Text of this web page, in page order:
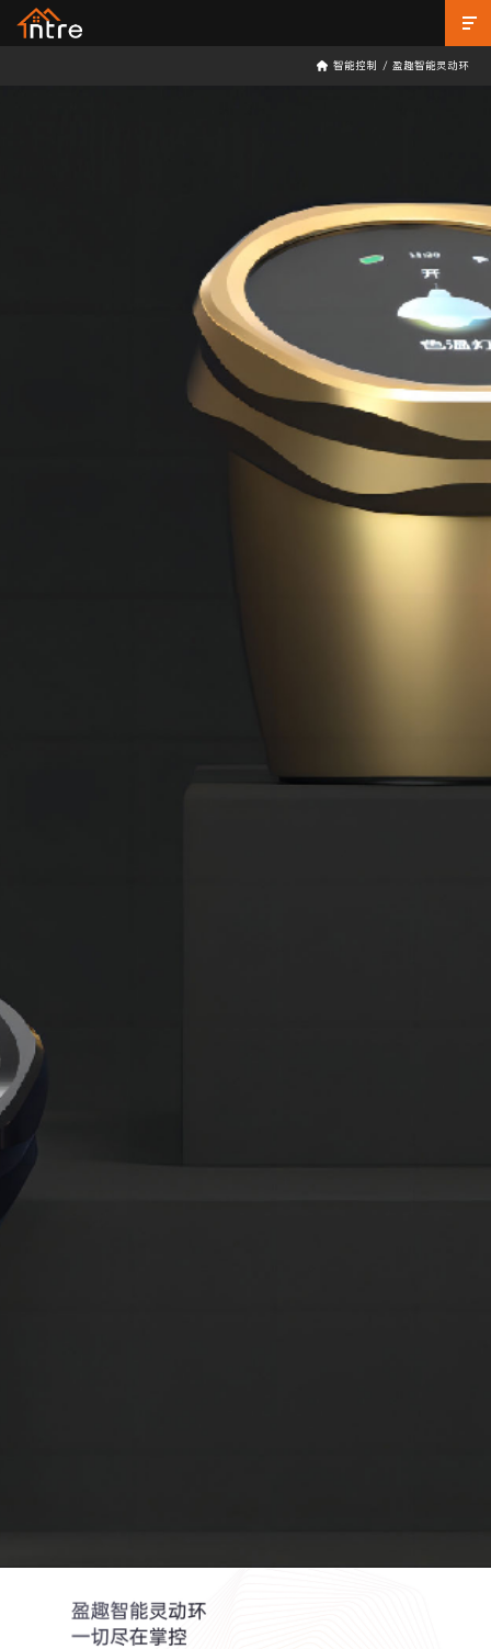
智能控制 / 盈趣智能灵动环